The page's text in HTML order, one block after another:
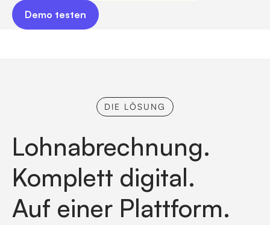
Demo testen
Demo testen
DIE LÖSUNG
Lohnabrechnung.
Komplett digital.
Auf einer Plattform.